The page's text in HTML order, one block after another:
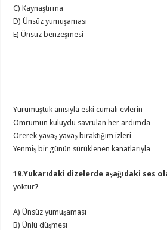
C) Kaynaştırma
D) Ünsüz yumuşaması
E) Ünsüz benzeşmesi
Yürümüştük anısıyla eski cumalı evlerin
Ömrümün külüydü savrulan her ardımda
Örerek yavaş yavaş bıraktığım izleri
Yenmiş bir günün sürüklenen kanatlarıyla
19.Yukarıdaki dizelerde aşağıdaki ses
yoktur?
A) Ünsüz yumuşaması
B) Ünlü düşmesi